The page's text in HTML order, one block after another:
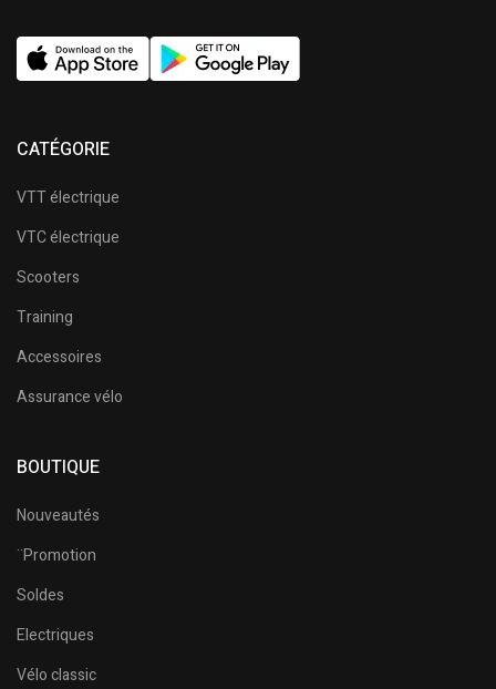
CATÉGORIE
VTT électrique
VTC électrique
Scooters
Training
Accessoires
Assurance vélo
BOUTIQUE
Nouveautés
¨Promotion
Soldes
Electriques
Vélo classic